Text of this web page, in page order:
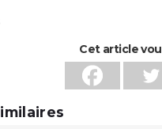
Cet article